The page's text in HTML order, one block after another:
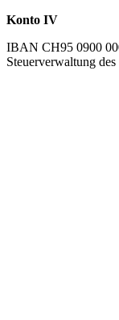
Konto IV
IBAN CH95 0900
Steuerverwaltung